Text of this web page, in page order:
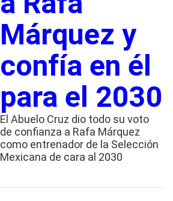
Márquez y
confía en él
para el 2030
El Abuelo Cruz dio todo su voto
de confianza a Rafa Márquez
como entrenador de la Selección
Mexicana de cara al 2030